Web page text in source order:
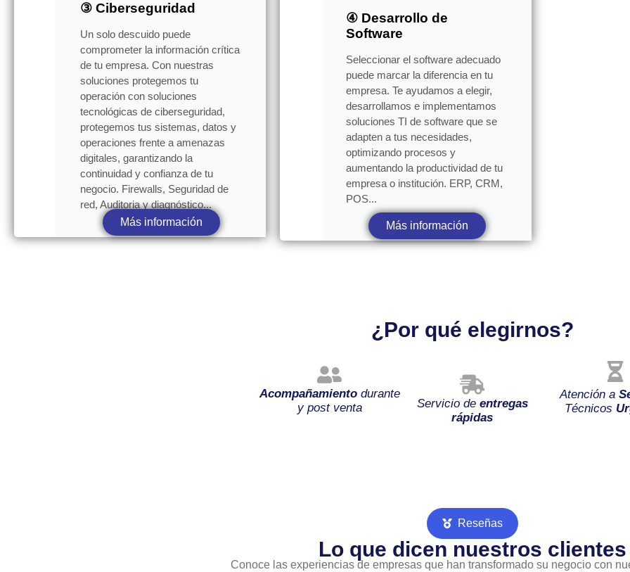
③ Ciberseguridad
Un solo descuido puede
comprometer la información crítica
de tu empresa. Con nuestras
soluciones protegemos tu
operación con soluciones
tecnológicas de ciberseguridad,
protegemos tus sistemas, datos y
operaciones frente a amenazas
digitales, garantizando la
continuidad y confianza de tu
negocio. Firewalls, Seguridad de
red, Auditoria y diagnóstico...
Más información
④ Desarrollo de
Software
Seleccionar el software adecuado
puede marcar la diferencia en tu
empresa. Te ayudamos a elegir,
desarrollamos e implementamos
soluciones TI de software que se
adapten a tus necesidades,
optimizando procesos y
aumentando la productividad de tu
empresa o institución. ERP, CRM,
POS...
Más información
¿Por qué elegirnos?
Acompañamientodurante
y post venta
Servicio de entregas
rápidas
Atención a
Técnicos
Reseñas
Lo que dicen nuestros clientes
Conoce las experiencias de empresas que han transformado su negocio con